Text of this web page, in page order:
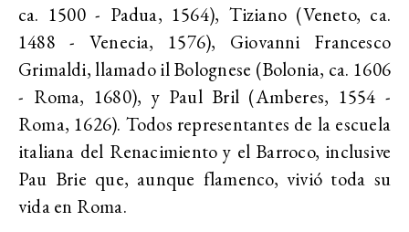
ca. 1500 - Padua, 1564), Tiziano (Veneto, ca.
1488 - Venecia, 1576), Giovanni Francesco
Grimaldi, llamado il Bolognese (Bolonia, ca. 1606
- Roma, 1680), y Paul Bril (Amberes, 1554 -
Roma, 1626). Todos representantes de la escuela
italiana del Renacimiento y el Barroco, inclusive
Pau Brie que, aunque flamenco, vivió toda su
vida en Roma.